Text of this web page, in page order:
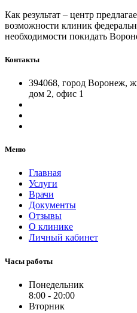
Как результат – центр
возможности клиник
необходимости покидать
Контакты
394068, город Воронеж,
дом 2, офис 1
Меню
Главная
Услуги
Врачи
Документы
Отзывы
О клинике
Личный кабинет
Часы работы
Понедельник
8:00 - 20:00
Вторник